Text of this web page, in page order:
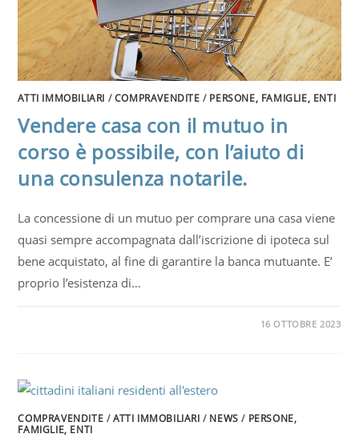
ATTI IMMOBILIARI /COMPRAVENDITE / PERSONE, FAMIGLIE, ENTI
Vendere casa con il mutuo in
corso è possibile, con l’aiuto di
una consulenza notarile.
La concessione di un mutuo per comprare una casa viene
quasi sempre accompagnata dall’iscrizione di ipoteca sul
bene acquistato, al fine di garantire la banca mutuante. E’
proprio l’esistenza di…
16 OTTOBRE 2023
COMPRAVENDITE /ATTI IMMOBILIARI / NEWS / PERSONE,
FAMIGLIE, ENTI